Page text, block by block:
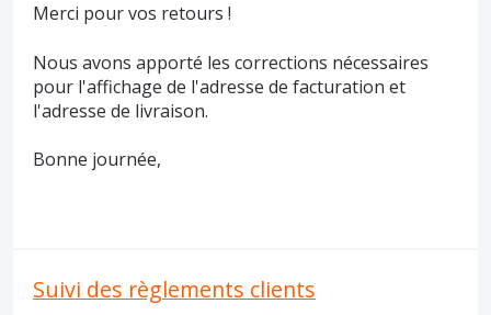
Merci pour vos retours !
Nous avons apporté les corrections nécessaires
pour l'affichage de l'adresse de facturation et
l'adresse de livraison.
Bonne journée,
Suivi des règlements clients